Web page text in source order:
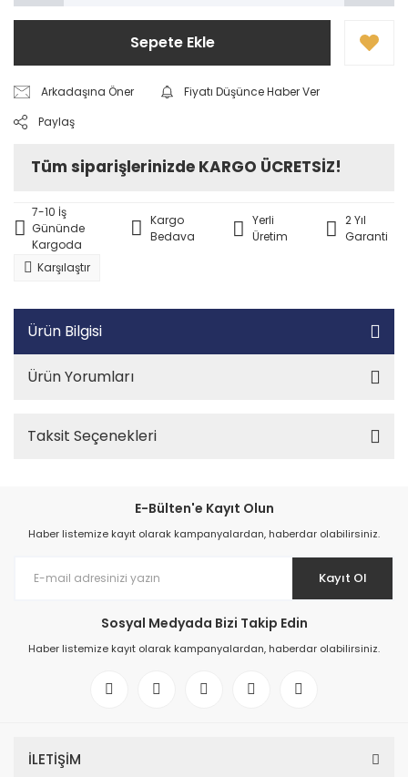
Sepete Ekle
Arkadaşına Öner
Fiyatı Düşünce Haber Ver
Paylaş
Tüm siparişlerinizde KARGO ÜCRETSİZ!
7-10 İş
Gününde
Kargoda
Kargo
Bedava
Yerli
Üretim
2 Yıl
Garanti
Karşılaştır
Ürün Bilgisi
Ürün Yorumları
Taksit Seçenekleri
E-Bülten'e Kayıt Olun
Haber listemize kayıt olarak kampanyalardan, haberdar olabilirsiniz.
Kayıt Ol
Sosyal Medyada Bizi Takip Edin
Haber listemize kayıt olarak kampanyalardan, haberdar olabilirsiniz.
İLETİŞİM